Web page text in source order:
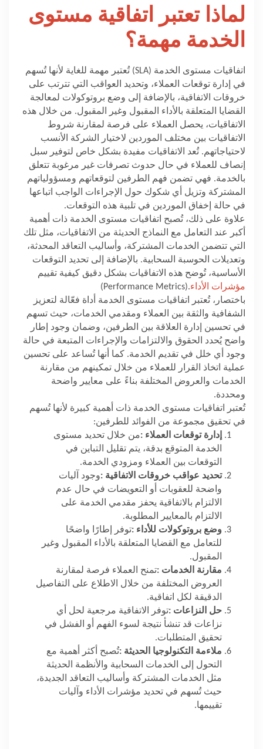
لماذا تعتبر اتفاقية مستوى
الخدمة مهمة؟
اتفاقيات مستوى الخدمة (SLA) تُعتبر مهمة للغاية لأنها تُسهم
في إدارة توقعات العملاء، وتحديد العواقب التي تترتب على
خروقات الاتفاقية، بالإضافة إلى وضع بروتوكولات لمعالجة
القضايا المتعلقة بالأداء المقبول وغير المقبول. من خلال هذه
الاتفاقيات، يحصل العملاء على فرصة لمقارنة شروط
الاتفاقيات بين مختلف الموردين لاختيار الشركة الأنسب
لاحتياجاتهم. تُعد الاتفاقيات مفيدة بشكل خاص لتوفير سبل
إنصاف للعملاء في حال حدوث تصرفات غير مرغوبة تتعلق
بالخدمة. فهي تضمن فهم الطرفين لتوقعاتهم ومسؤولياتهم
المشتركة وتزيل أي شكوك حول الإجراءات الواجب اتباعها
في حالة إخفاق الموردين في تلبية هذه التوقعات.
علاوة على ذلك، تُصبح اتفاقيات مستوى الخدمة ذات أهمية
أكبر عند التعامل مع النماذج الحديثة من الاتفاقيات، مثل تلك
التي تتضمن الخدمات المشتركة، وأساليب التعاقد المحدثة،
وتعديلات الحوسبة السحابية. بالإضافة إلى تحديد التوقعات
الأساسية، تُوضح هذه الاتفاقيات بشكل دقيق كيفية تقييم
مؤشرات الأداء(Performance Metrics).
باختصار، تُعتبر اتفاقيات مستوى الخدمة أداة فعّالة لتعزيز
الشفافية والثقة بين العملاء ومقدمي الخدمات، حيث تسهم
في تحسين إدارة العلاقة بين الطرفين، وضمان وجود إطار
واضح يُحدد الحقوق والالتزامات والإجراءات المتبعة في حالة
وجود أي خلل في تقديم الخدمة. كما أنها تُساعد على تحسين
عملية اتخاذ القرار للعملاء من خلال تمكينهم من مقارنة
الخدمات والعروض المختلفة بناءً على معايير واضحة
ومحددة.
تُعتبر اتفاقيات مستوى الخدمة ذات أهمية كبيرة لأنها تُسهم
في تحقيق مجموعة من الفوائد للطرفين:
إدارة توقعات العملاء :من خلال تحديد مستوى
الخدمة المتوقع بدقة، يتم تقليل التباين في
التوقعات بين العملاء ومزودي الخدمة.
تحديد عواقب خروقات الاتفاقية :وجود آليات
واضحة للعقوبات أو التعويضات في حال عدم
الالتزام بالاتفاقية يحفز مقدمي الخدمة على
الالتزام بالمعايير المطلوبة.
وضع بروتوكولات للأداء :توفر إطارًا واضحًا
للتعامل مع القضايا المتعلقة بالأداء المقبول وغير
المقبول.
مقارنة الخدمات :تمنح العملاء فرصة لمقارنة
العروض المختلفة من خلال الاطلاع على التفاصيل
الدقيقة لكل اتفاقية.
حل النزاعات :توفر الاتفاقية مرجعية لحل أي
نزاعات قد تنشأ نتيجة لسوء الفهم أو الفشل في
تحقيق المتطلبات.
ملاءمة التكنولوجيا الحديثة :تُصبح أكثر أهمية مع
التحول إلى الخدمات السحابية والأنظمة الحديثة
مثل الخدمات المشتركة وأساليب التعاقد الجديدة،
حيث تُسهم في تحديد مؤشرات الأداء وآليات
تقييمها.